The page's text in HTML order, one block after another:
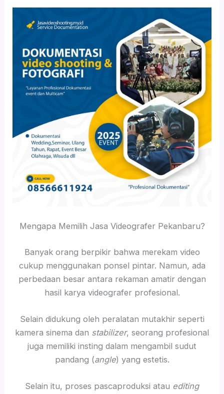
Mengapa Memilih Jasa Videografer Pekanbaru?
Banyak orang berpikir bahwa merekam video
cukup menggunakan ponsel pintar. Namun, ada
perbedaan besar antara rekaman amatir dengan
hasil karya videografer profesional.
Selain didukung oleh peralatan mutakhir seperti
kamera sinema dan stabilizer, seorang profesional
juga memiliki insting dalam mengambil sudut
pandang (angle) yang estetis.
Selain itu, proses pascaproduksi atau editing